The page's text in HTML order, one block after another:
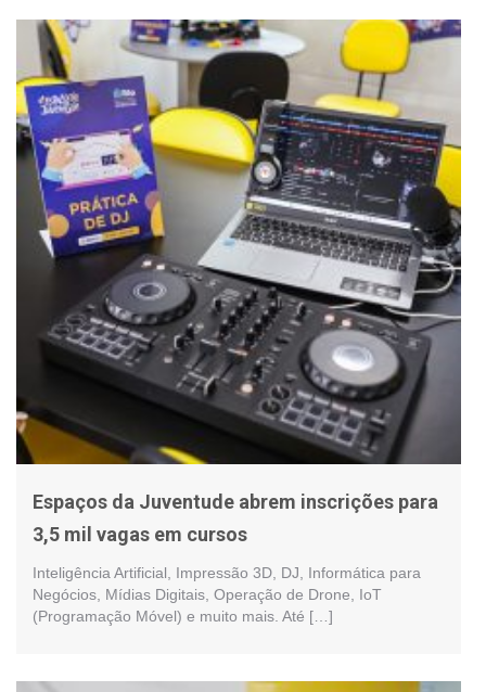
Espaços da Juventude abrem inscrições para
3,5 mil vagas em cursos
Inteligência Artificial, Impressão 3D, DJ, Informática para
Negócios, Mídias Digitais, Operação de Drone, IoT
(Programação Móvel) e muito mais. Até […]